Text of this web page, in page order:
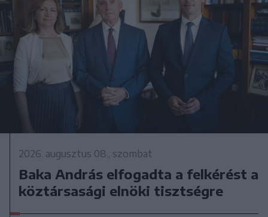
2026. augusztus 08., szombat
Baka András elfogadta a felkérést a
köztársasági elnöki tisztségre